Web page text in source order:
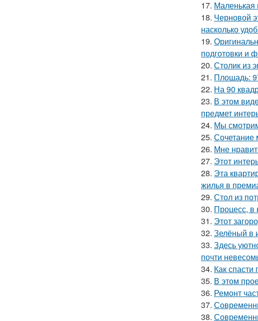
17. Маленькая
18. Черновой
насколько
19.
подготовки и
20. Столик из
21. Площадь:
22. На 90
23. В этом
предмет
24. Мы
25. Сочетание
26. Мне
27. Этот
28. Эта
жилья в
29. Стол из
30. Процесс, в
31. Этот
32. Зелёный в
33. Здесь
почти
34. Как спасти
35. В этом
36. Ремонт
37.
38.